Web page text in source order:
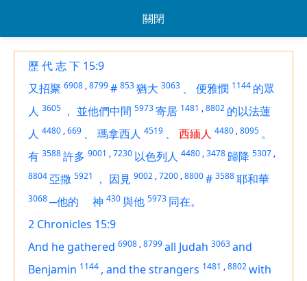
關閉
歷 代 志 下 15:9
又招聚 6908 ,8799# 853猶大 3063 、 便雅憫 1144 的眾
人 3605 ， 並他們中間 5973寄居 1481 ,8802 的以法蓮
人 4480 ,669 、 瑪拿西人 4519 、 西緬人 4480 ,8095 。
有 3588許多 9001 ,7230 以色列人 4480 ,3478 歸降 5307 ,
8804亞撒 5921 ， 因見 9002 ,7200 ,8800# 3588耶和華
3068─他的 神 430與他 5973 同在。
2 Chronicles 15:9
And he gathered 6908 ,8799all Judah 3063and
Benjamin 1144 , and the strangers 1481 ,8802with